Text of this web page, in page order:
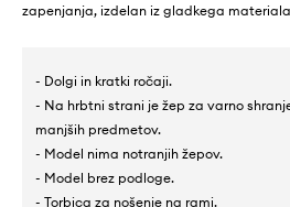
zapenjanja, izdelan iz gladkega
- Dolgi in kratki ročaji.
- Na hrbtni strani je žep za varno
manjših predmetov.
- Model nima notranjih žepov.
- Model brez podloge.
- Torbica za nošenje na rami.